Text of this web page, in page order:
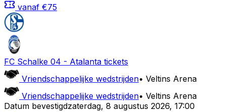
vanaf €75
FC Schalke 04 - Atalanta tickets
Vriendschappelijke wedstrijden• Veltins Arena
Vriendschappelijke wedstrijden• Veltins Arena
Datum bevestigdzaterdag, 8 augustus 2026, 17:00